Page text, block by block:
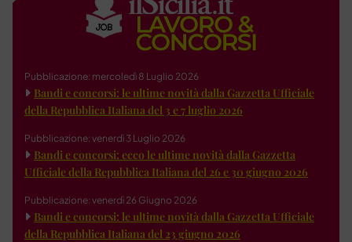
Pubblicazione: mercoledì 8 Luglio 2026
Bandi e concorsi: le ultime novità dalla Gazzetta Ufficiale
della Repubblica Italiana del 3 e 7 luglio 2026
Pubblicazione: venerdì 3 Luglio 2026
Bandi e concorsi: ecco le ultime novità dalla Gazzetta
Ufficiale della Repubblica Italiana del 26 e 30 giugno 2026
Pubblicazione: venerdì 26 Giugno 2026
Bandi e concorsi: le ultime novità dalla Gazzetta Ufficiale
della Repubblica Italiana del 23 giugno 2026